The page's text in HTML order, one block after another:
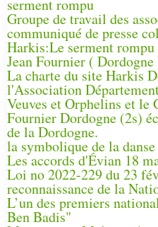
serment rompu
Groupe de travail des
communiqué de presse
Harkis:Le serment
Jean Fournier ( Dordogne
La charte du site Harkis
l'Association
Veuves et Orphelins et le
Fournier Dordogne (2s)
de la Dordogne.
la symbolique de la
Les accords d'Évian 18
Loi no 2022-229 du 23
reconnaissance de la
L’un des premiers
Ben Badis"